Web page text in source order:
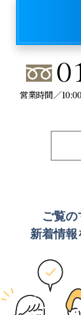
営業時間／
ご覧
新着情